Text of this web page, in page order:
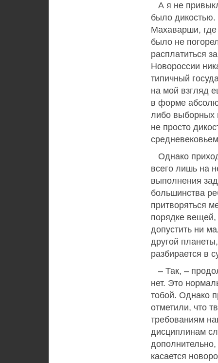
А я не
было дикостью.
Махаварши,
было не
расплатиться
Новороссии
типичный
на мой взгляд
в форме
либо выборных
не просто
Однако
всего лишь на
выполнения
большинства
притворяться
порядке вещей,
допустить ни
другой
разбирается в
– Так, –
нет. Это
тобой. Однако
отметили, что
требованиям
дисциплинам
касается